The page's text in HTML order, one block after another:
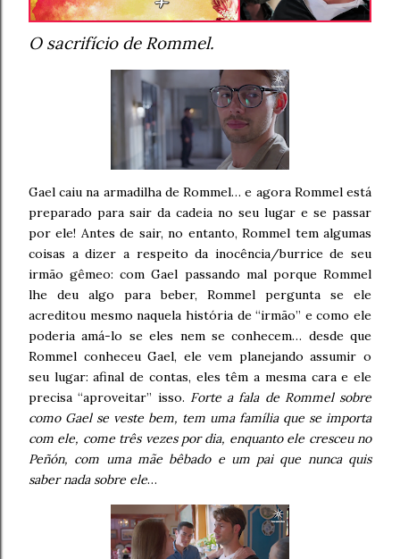
O sacrifício de Rommel.
Gael caiu na armadilha de Rommel… e agora Rommel está
preparado para sair da cadeia no seu lugar e se passar
por ele! Antes de sair, no entanto, Rommel tem algumas
coisas a dizer a respeito da inocência/burrice de seu
irmão gêmeo: com Gael passando mal porque Rommel
lhe deu algo para beber, Rommel pergunta se ele
acreditou mesmo naquela história de “irmão” e como ele
poderia amá-lo se eles nem se conhecem… desde que
Rommel conheceu Gael, ele vem planejando assumir o
seu lugar: afinal de contas, eles têm a mesma cara e ele
precisa “aproveitar” isso. Forte a fala de Rommel sobre
como Gael se veste bem, tem uma família que se importa
com ele, come três vezes por dia, enquanto ele cresceu no
Peñón, com uma mãe bêbado e um pai que nunca quis
saber nada sobre ele…